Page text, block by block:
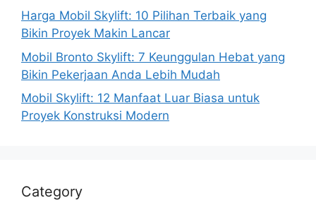
Harga Mobil Skylift: 10 Pilihan Terbaik yang
Bikin Proyek Makin Lancar
Mobil Bronto Skylift: 7 Keunggulan Hebat yang
Bikin Pekerjaan Anda Lebih Mudah
Mobil Skylift: 12 Manfaat Luar Biasa untuk
Proyek Konstruksi Modern
Category